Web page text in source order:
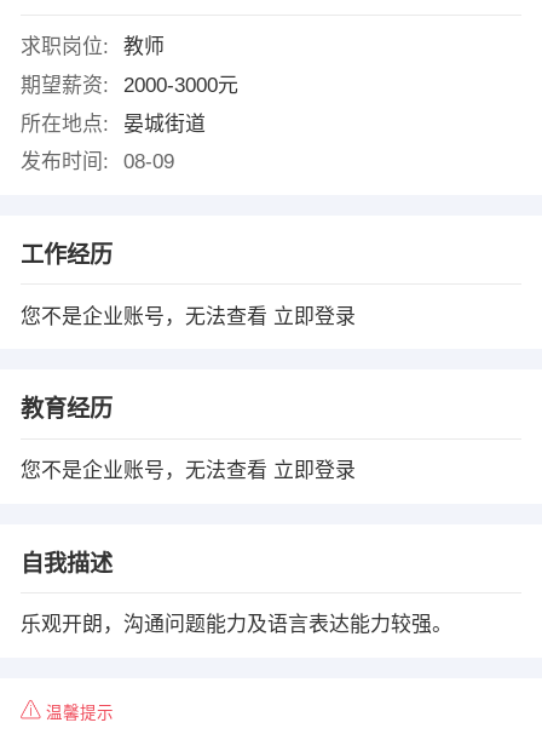
求职岗位:
教师
期望薪资:
2000-3000元
所在地点:
晏城街道
发布时间:
08-09
工作经历
您不是企业账号，无法查看 立即登录
教育经历
您不是企业账号，无法查看 立即登录
自我描述
乐观开朗，沟通问题能力及语言表达能力较强。
温馨提示